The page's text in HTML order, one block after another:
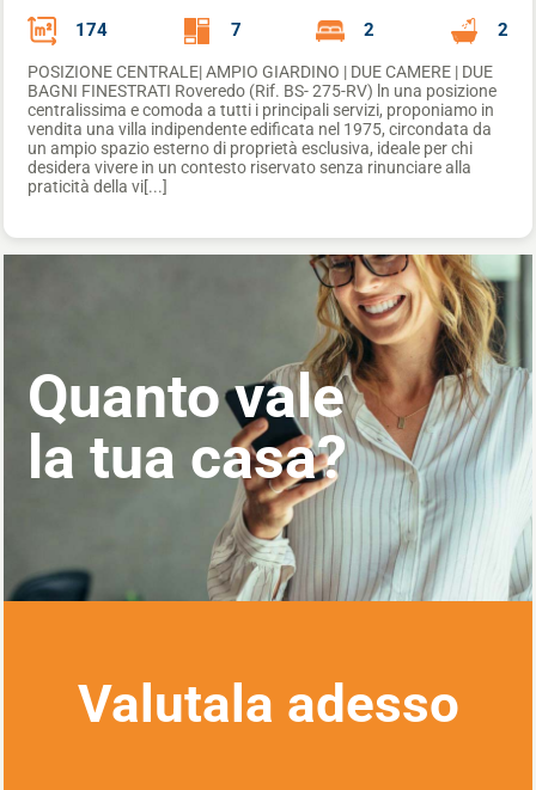
174 7 2 2
POSIZIONE CENTRALE| AMPIO GIARDINO | DUE CAMERE | DUE
BAGNI FINESTRATI Roveredo (Rif. BS- 275-RV) ln una posizione
centralissima e comoda a tutti i principali servizi, proponiamo in
vendita una villa indipendente edificata nel 1975, circondata da
un ampio spazio esterno di proprietà esclusiva, ideale per chi
desidera vivere in un contesto riservato senza rinunciare alla
praticità della vi[...]
Quanto vale
la tua casa?
Valutala adesso